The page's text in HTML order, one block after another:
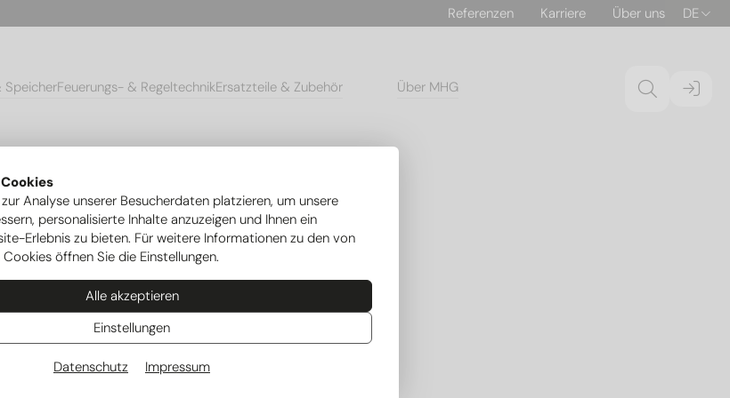
Analyse unserer Besucherdaten platzieren, um unsere
personalisierte Inhalte anzuzeigen und Ihnen ein
Erlebnis zu bieten. Für weitere Informationen zu den von
öffnen Sie die Einstellungen.
Alle akzeptieren
Einstellungen
Datenschutz Impressum
Referenzen Karriere Über uns DE
SpeicherFeuerungs- & RegeltechnikErsatzteile & Zubehör Über MHG